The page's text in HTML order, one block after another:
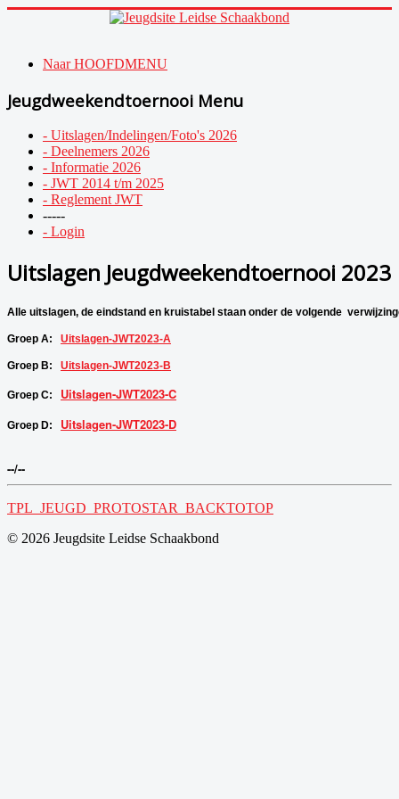
Naar HOOFDMENU
Jeugdweekendtoernooi Menu
- Uitslagen/Indelingen/Foto's 2026
- Deelnemers 2026
- Informatie 2026
- JWT 2014 t/m 2025
- Reglement JWT
-----
- Login
Uitslagen Jeugdweekendtoernooi 2023
Alle uitslagen, de eindstand en kruistabel staan onder de volgende
Groep A: Uitslagen-JWT2023-A
Groep B: Uitslagen-JWT2023-B
Groep C: Uitslagen-JWT2023-C
Groep D: Uitslagen-JWT2023-D
--/--
TPL_JEUGD_PROTOSTAR_BACKTOTOP
© 2026 Jeugdsite Leidse Schaakbond